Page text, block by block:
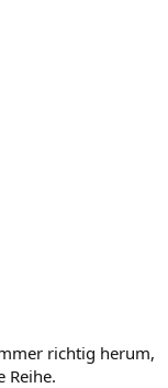
richtig herum,
Reihe.